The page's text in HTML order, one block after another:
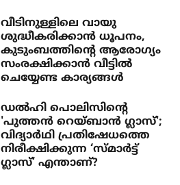
വീടിനുള്ളിലെ വായു
ശുദ്ധീകരിക്കാൻ ധൂപനം,
കുടുംബത്തിന്റെ ആരോ​ഗ്യം
സംരക്ഷിക്കാൻ വീട്ടിൽ
ചെയ്യേണ്ട കാര്യങ്ങൾ
‍‍ഡൽഹി പൊലിസിന്റെ
'പുത്തൻ റെയ്ബാൻ ​ഗ്ലാസ്';
വിദ്യാർഥി പ്രതിഷേധത്തെ
നിരീക്ഷിക്കുന്ന ‘സ്മാർട്ട്
ഗ്ലാസ്’ എന്താണ്?